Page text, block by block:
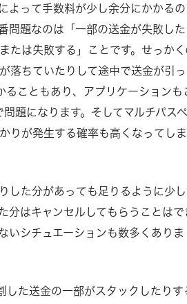
よって手数料が少し余分にかかる
問題なのは「一部の送金が失敗し
たは失敗する」ことです。せっか
落ちていたりして途中で送金が引
こともあり、アプリケーションも
題になります。そしてマルチパス
りが発生する確率も高くなってし
した分があっても足りるように少
分はキャンセルしてもらうことはで
いシチュエーションも数多くありま
した送金の一部がスタックしたりす